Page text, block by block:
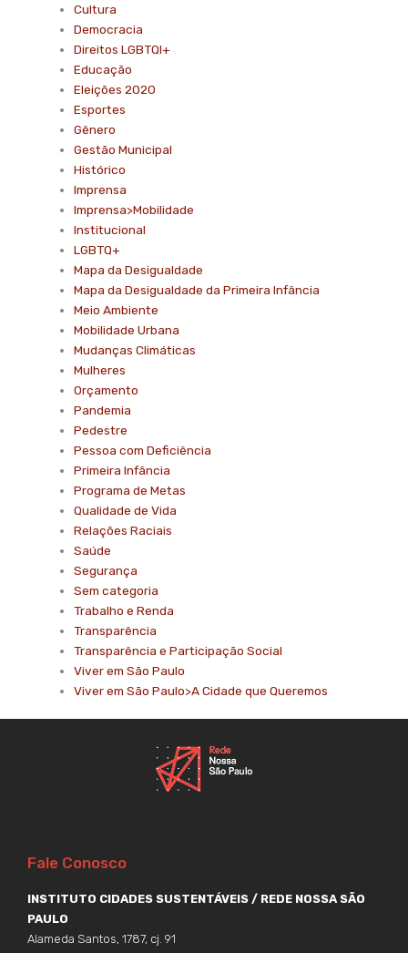
Cultura
Democracia
Direitos LGBTQI+
Educação
Eleições 2020
Esportes
Gênero
Gestão Municipal
Histórico
Imprensa
Imprensa>Mobilidade
Institucional
LGBTQ+
Mapa da Desigualdade
Mapa da Desigualdade da Primeira Infância
Meio Ambiente
Mobilidade Urbana
Mudanças Climáticas
Mulheres
Orçamento
Pandemia
Pedestre
Pessoa com Deficiência
Primeira Infância
Programa de Metas
Qualidade de Vida
Relações Raciais
Saúde
Segurança
Sem categoria
Trabalho e Renda
Transparência
Transparência e Participação Social
Viver em São Paulo
Viver em São Paulo>A Cidade que Queremos
Fale Conosco
INSTITUTO CIDADES SUSTENTÁVEIS / REDE NOSSA SÃO
PAULO
Alameda Santos, 1787, cj. 91